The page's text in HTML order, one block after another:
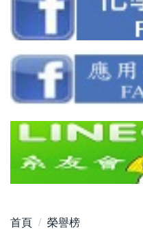
首頁 榮譽榜